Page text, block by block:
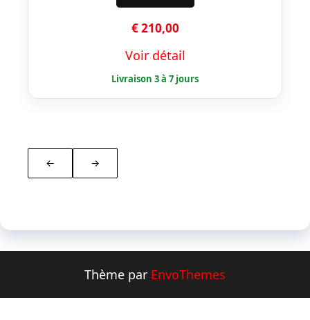
€210,00
Voir détail
← →
Thème par EnvoThemes